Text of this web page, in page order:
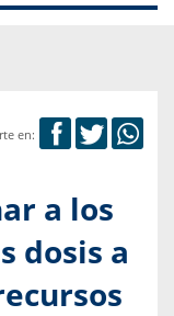
en:
a los
dosis a